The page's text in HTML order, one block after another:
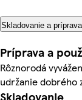
Skladovanie a príprava
Príprava a
Rôznorodá
udržanie dobrého